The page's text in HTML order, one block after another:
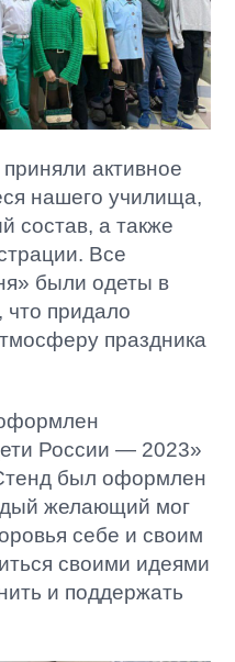
активное
нашего училища,
состав, а также
Все
были одеты в
что придало
праздника
России — 2023»
был оформлен
желающий мог
себе и своим
своими идеями
и поддержать